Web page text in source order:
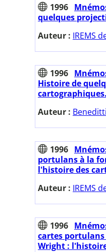
1996
quelques
Auteur : IREMS
1996
Histoire de
cartographiques.
Auteur :
1996
portulans à la
l'histoire des
Auteur : IREMS
1996
cartes
Wright :